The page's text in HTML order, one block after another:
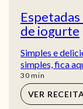
de iogurte
Simples e
simples, fica
30min
min
VER